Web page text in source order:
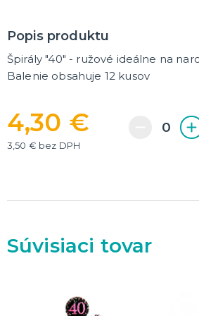
Vtákoviny, žarty, srandičky
Originálne darčeky
Všetko pre anjelov
Všetko pre čertov
Vianočné doplnky
Vianočné dekorácie
Balenie darčekov
ĎALŠIE KATEGÓRIE
Popis produktu
Špirály "40" - ružové ideálne na
Balenie obsahuje 12 kusov
4,30 €
3,50 € bez DPH
Súvisiaci tovar